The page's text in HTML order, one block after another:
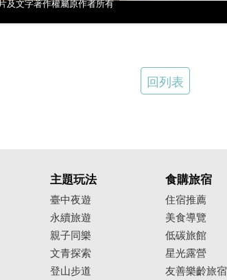
及文字著作權屬原作者所有
回列表
主題玩法
臺中夜遊
永續旅遊
親子同樂
文青探索
登山步道
食購旅宿
住宿推薦
美食導覽
低碳旅館
星光露營
友善樂齡旅宿